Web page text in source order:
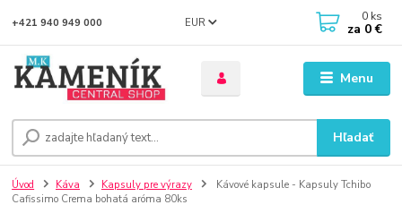
Menu
EUR
Hľadať
+421 940 949 000 0 ks
za 0 €
Úvod Káva Kapsuly pre výrazy
Kávové kapsule - Kapsuly Tchibo
Cafissimo Crema bohatá aróma 80ks